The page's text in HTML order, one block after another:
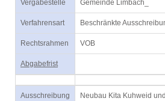
Vergabestelle Gemeinde Limbach_
Verfahrensart Beschränkte
Rechtsrahmen VOB
Abgabefrist
Ausschreibung
Neubau Kita Kuhweid